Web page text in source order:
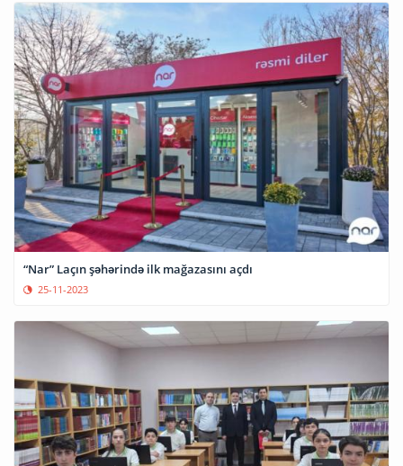
“Nar” Laçın şəhərində ilk mağazasını açdı
25-11-2023